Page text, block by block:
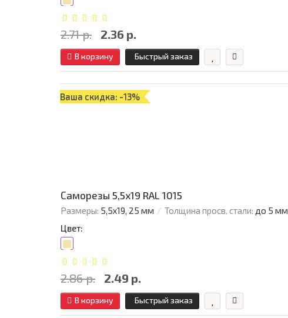
2.71 р. 2.36 р.
В корзину Быстрый заказ
Ваша скидка: -13%
Саморезы 5,5х19 RAL 1015
Размеры: 5,5х19, 25 мм Толщина просв. стали: до 5 мм
Цвет:
2.86 р. 2.49 р.
В корзину Быстрый заказ